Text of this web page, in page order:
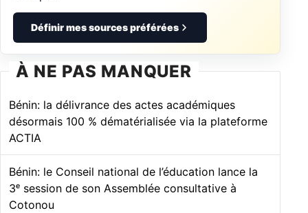
Définir mes sources préférées
À NE PAS MANQUER
Bénin: la délivrance des actes académiques
désormais 100 % dématérialisée via la plateforme
ACTIA
Bénin: le Conseil national de l’éducation lance la
3ᵉ session de son Assemblée consultative à
Cotonou